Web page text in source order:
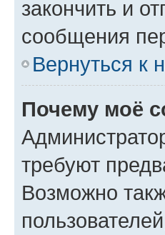
закончить и
сообщения
Вернуться к
Почему моё
требуют
Возможно